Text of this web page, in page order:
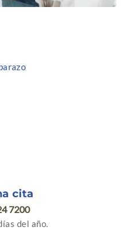
cita
7200
del año.